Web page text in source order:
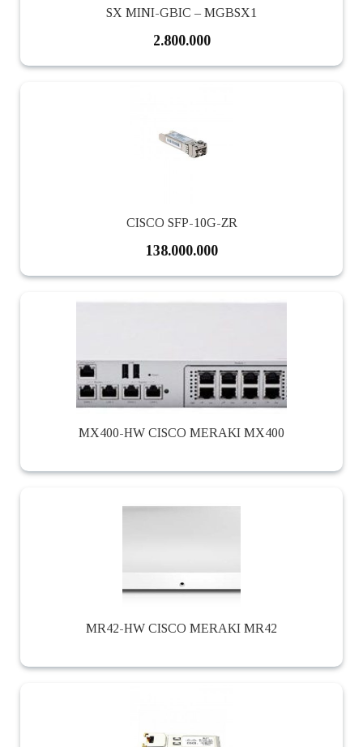
SX MINI-GBIC – MGBSX1
2.800.000
CISCO SFP-10G-ZR
138.000.000
MX400-HW CISCO MERAKI MX400
MR42-HW CISCO MERAKI MR42